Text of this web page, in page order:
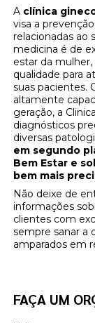
A clínica
visa a
relacionadas ao
medicina é de
estar da
qualidade para
suas pacientes.
altamente
geração, a
diagnósticos
diversas
em segundo
Bem Estar e
bem mais
Não deixe de
informações
clientes com
sempre sanar a
amparados em
FAÇA UM